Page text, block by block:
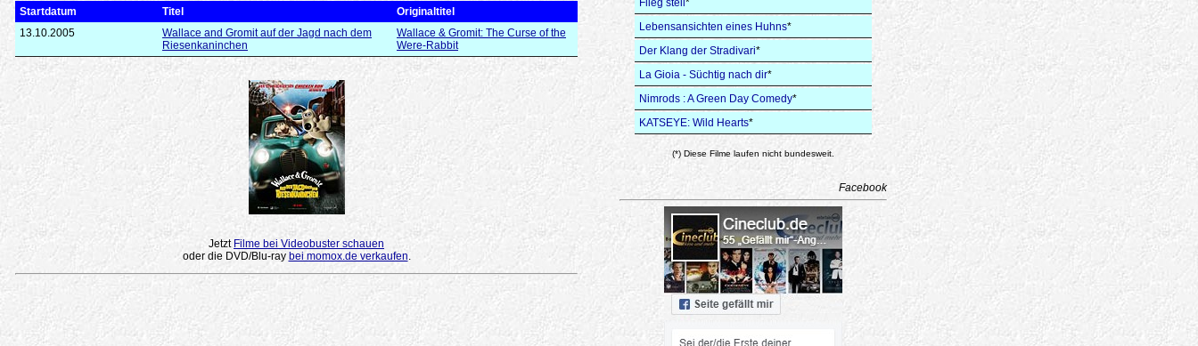
Startdatum Titel
Originaltitel
13.10.2005
Wallace and Gromit auf der Jagd nach dem
Riesenkaninchen
Wallace & Gromit: The Curse of the
Were-Rabbit
Jetzt Filme bei Videobuster schauen
oder die DVD/Blu-ray bei momox.de verkaufen.
Flieg steil *
Lebensansichten eines Huhns*
Der Klang der Stradivari*
La Gioia - Süchtig nach dir*
Nimrods : A Green Day Comedy*
KATSEYE: Wild Hearts*
(*) Diese Filme laufen nicht bundesweit.
Facebook